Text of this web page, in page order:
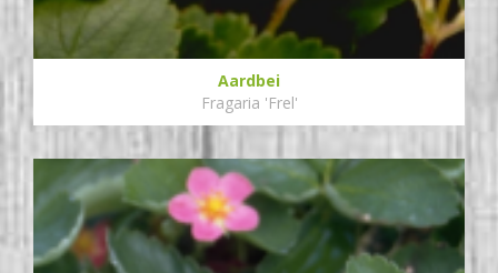
Aardbei
Fragaria 'Frel'